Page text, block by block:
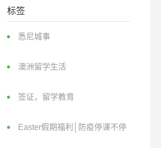
标签
悉尼城事
澳洲留学生活
签证，留学教育
Easter假期福利│防疫停课不停